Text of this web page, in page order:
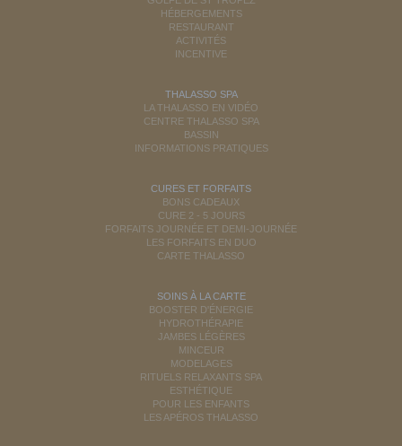
HÉBERGEMENTS
RESTAURANT
ACTIVITÉS
INCENTIVE
THALASSO SPA
LA THALASSO EN VIDÉO
CENTRE THALASSO SPA
BASSIN
INFORMATIONS PRATIQUES
CURES ET FORFAITS
BONS CADEAUX
CURE 2 - 5 JOURS
FORFAITS JOURNÉE ET DEMI-JOURNÉE
LES FORFAITS EN DUO
CARTE THALASSO
SOINS À LA CARTE
BOOSTER D'ÉNERGIE
HYDROTHÉRAPIE
JAMBES LÉGÈRES
MINCEUR
MODELAGES
RITUELS RELAXANTS SPA
ESTHÉTIQUE
POUR LES ENFANTS
LES APÉROS THALASSO